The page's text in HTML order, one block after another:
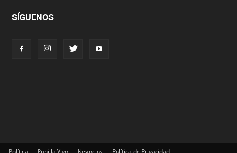
SÍGUENOS